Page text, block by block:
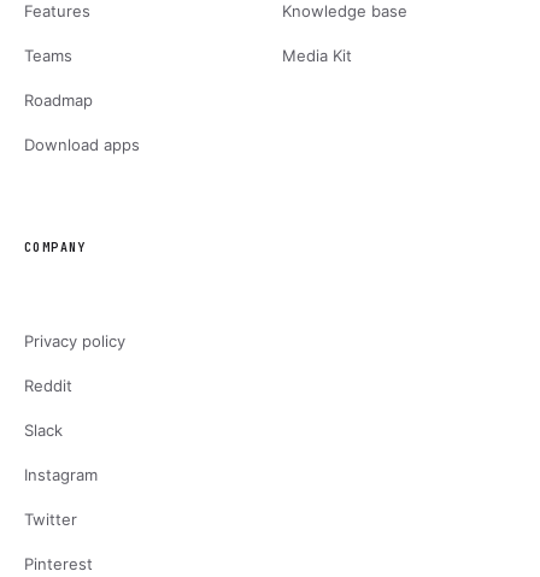
Features
Teams
Roadmap
Download apps
Knowledge base
Media Kit
COMPANY
Privacy policy
Reddit
Slack
Instagram
Twitter
Pinterest